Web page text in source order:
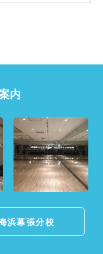
内
浜幕張分校